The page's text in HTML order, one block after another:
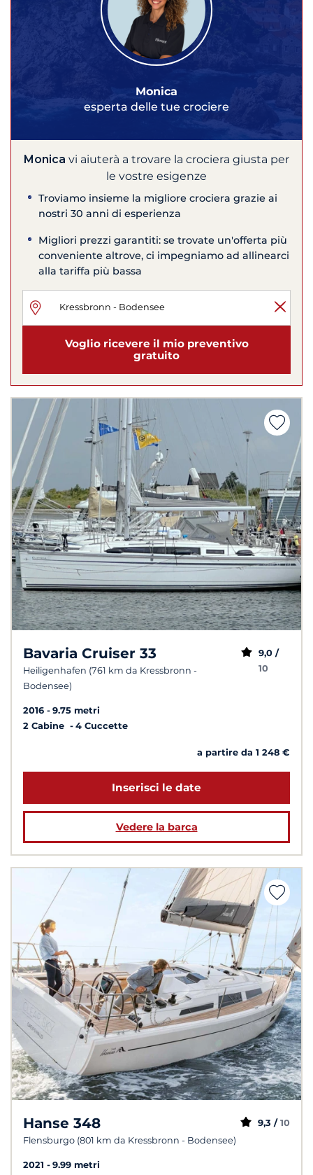
Monica
esperta delle tue crociere
Monica vi aiuterà a trovare la crociera giusta per
le vostre esigenze
Troviamo insieme la migliore crociera grazie ai
nostri 30 anni di esperienza
Migliori prezzi garantiti: se trovate un'offerta più
conveniente altrove, ci impegniamo ad allinearci
alla tariffa più bassa
Voglio ricevere il mio preventivo
gratuito
Bavaria Cruiser 33
Heiligenhafen (761 km da Kressbronn -
Bodensee)
9,0 /
10
2016
9.75 metri
2 Cabine
4 Cuccette
a partire da 1 248 €
Inserisci le date
Vedere la barca
Hanse 348
Flensburgo (801 km da Kressbronn - Bodensee)
9,3 / 10
2021
9.99 metri